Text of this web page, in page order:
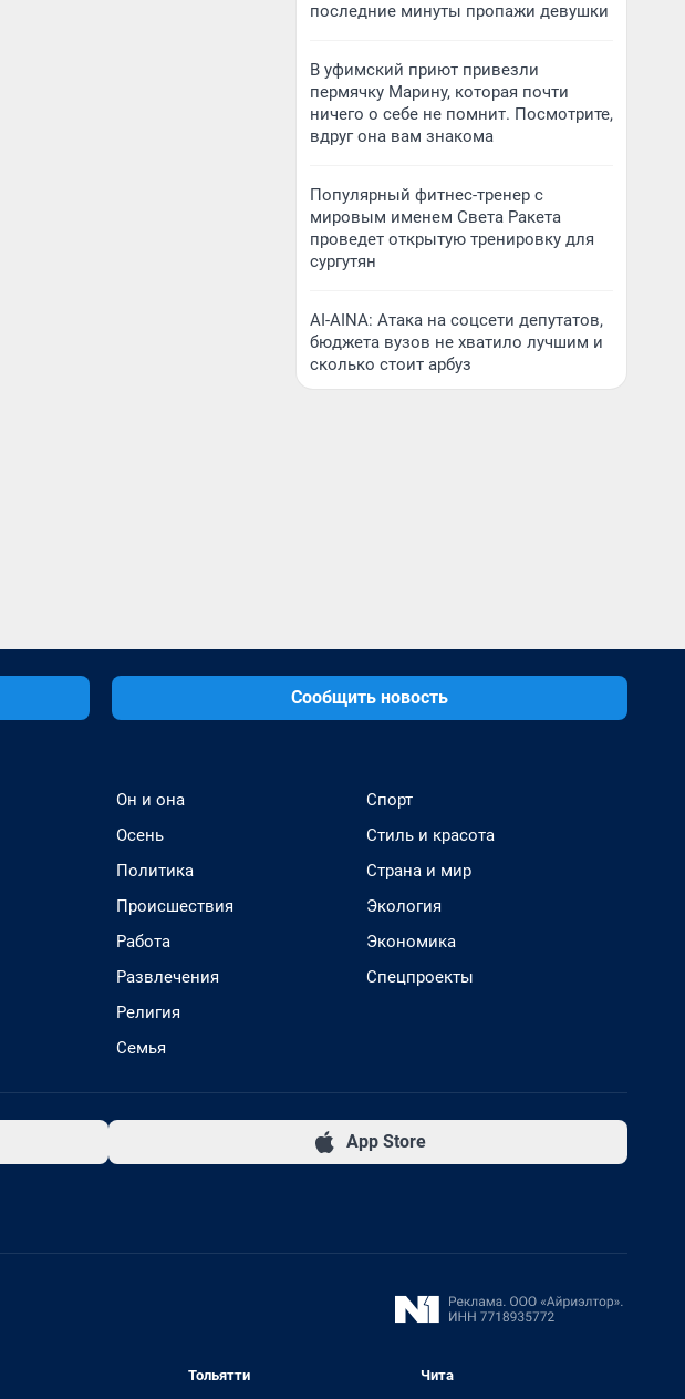
последние минуты пропажи девушки
В уфимский приют привезли
пермячку Марину, которая почти
ничего о себе не помнит. Посмотрите,
вдруг она вам знакома
Популярный фитнес-тренер с
мировым именем Света Ракета
проведет открытую тренировку для
сургутян
AI-AINA: Атака на соцсети депутатов,
бюджета вузов не хватило лучшим и
сколько стоит арбуз
Сообщить новость
Он и она
Осень
Политика
Происшествия
Работа
Развлечения
Религия
Семья
Спорт
Стиль и красота
Страна и мир
Экология
Экономика
Спецпроекты
App Store
Тольятти
Чита